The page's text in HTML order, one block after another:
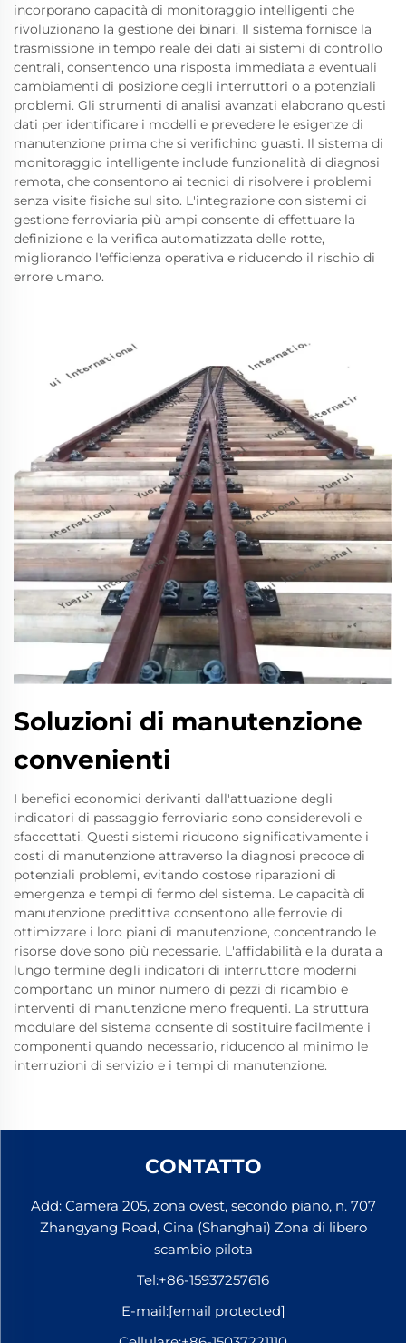
incorporano capacità di monitoraggio intelligenti che
rivoluzionano la gestione dei binari. Il sistema fornisce la
trasmissione in tempo reale dei dati ai sistemi di controllo
centrali, consentendo una risposta immediata a eventuali
cambiamenti di posizione degli interruttori o a potenziali
problemi. Gli strumenti di analisi avanzati elaborano questi
dati per identificare i modelli e prevedere le esigenze di
manutenzione prima che si verifichino guasti. Il sistema di
monitoraggio intelligente include funzionalità di diagnosi
remota, che consentono ai tecnici di risolvere i problemi
senza visite fisiche sul sito. L'integrazione con sistemi di
gestione ferroviaria più ampi consente di effettuare la
definizione e la verifica automatizzata delle rotte,
migliorando l'efficienza operativa e riducendo il rischio di
errore umano.
Soluzioni di manutenzione
convenienti
I benefici economici derivanti dall'attuazione degli
indicatori di passaggio ferroviario sono considerevoli e
sfaccettati. Questi sistemi riducono significativamente i
costi di manutenzione attraverso la diagnosi precoce di
potenziali problemi, evitando costose riparazioni di
emergenza e tempi di fermo del sistema. Le capacità di
manutenzione predittiva consentono alle ferrovie di
ottimizzare i loro piani di manutenzione, concentrando le
risorse dove sono più necessarie. L'affidabilità e la durata a
lungo termine degli indicatori di interruttore moderni
comportano un minor numero di pezzi di ricambio e
interventi di manutenzione meno frequenti. La struttura
modulare del sistema consente di sostituire facilmente i
componenti quando necessario, riducendo al minimo le
interruzioni di servizio e i tempi di manutenzione.
CONTATTO
Add: Camera 205, zona ovest, secondo piano, n. 707
Zhangyang Road, Cina (Shanghai) Zona di libero
scambio pilota
Tel:+86-15937257616
E-mail:[email protected]